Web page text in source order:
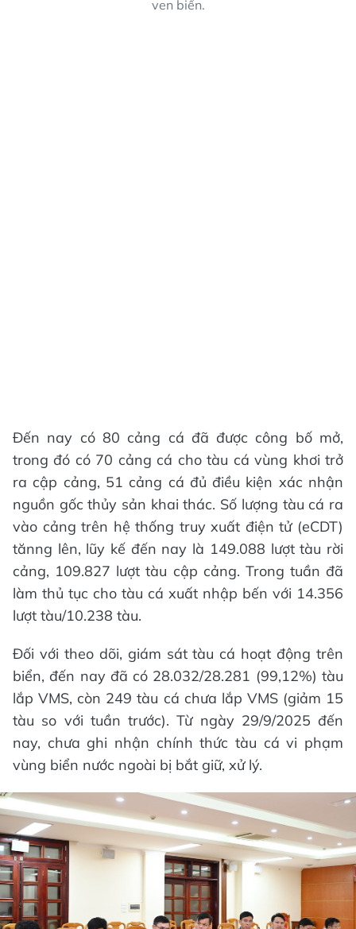
ven biển.
Đến nay có 80 cảng cá đã được công bố mở,
trong đó có 70 cảng cá cho tàu cá vùng khơi trở
ra cập cảng, 51 cảng cá đủ điều kiện xác nhận
nguồn gốc thủy sản khai thác. Số lượng tàu cá ra
vào cảng trên hệ thống truy xuất điện tử (eCDT)
tănng lên, lũy kế đến nay là 149.088 lượt tàu rời
cảng, 109.827 lượt tàu cập cảng. Trong tuần đã
làm thủ tục cho tàu cá xuất nhập bến với 14.356
lượt tàu/10.238 tàu.
Đối với theo dõi, giám sát tàu cá hoạt động trên
biển, đến nay đã có 28.032/28.281 (99,12%) tàu
lắp VMS, còn 249 tàu cá chưa lắp VMS (giảm 15
tàu so với tuần trước). Từ ngày 29/9/2025 đến
nay, chưa ghi nhận chính thức tàu cá vi phạm
vùng biển nước ngoài bị bắt giữ, xử lý.